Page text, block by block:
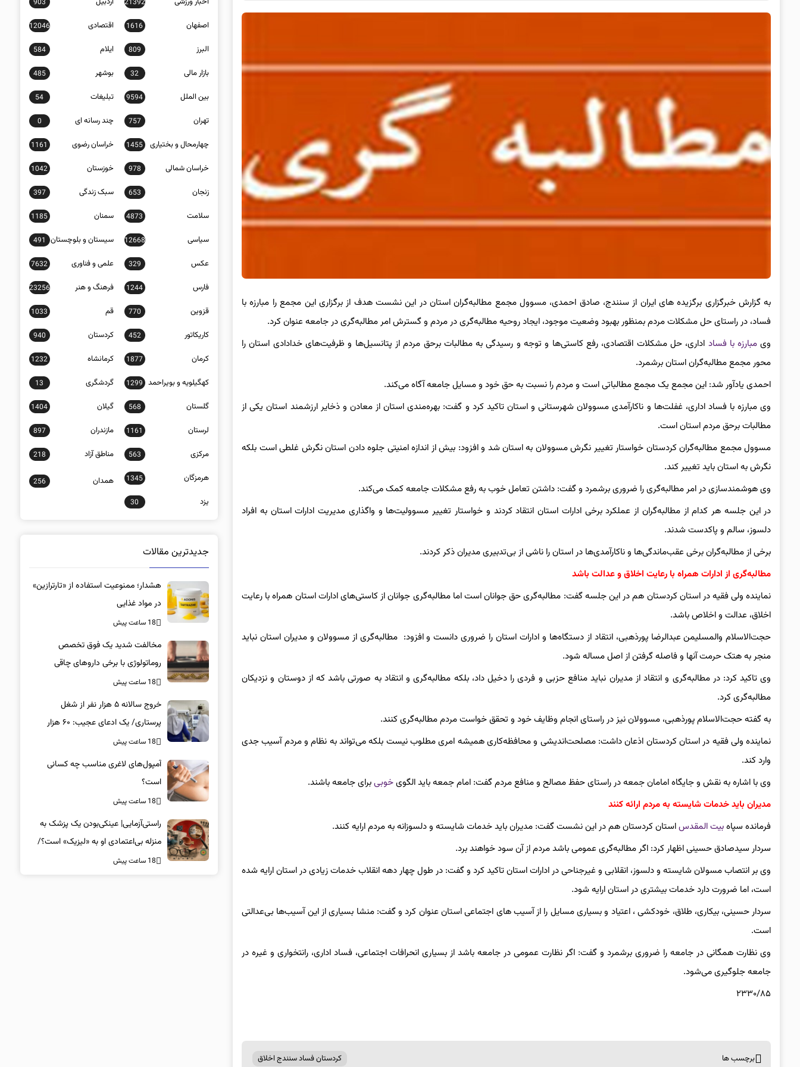
به گزارش خبرگزاری برگزیده های ایران از سنندج، صادق احمدی، مسوول مجمع مطالبه‌گران استان در این نشست هدف از برگزاری این مجمع را مبارزه با
فساد، در راستای حل مشکلات مردم بمنظور بهبود وضعیت موجود، ایجاد روحیه مطالبه‌گری در مردم و گسترش امر مطالبه‌گری در جامعه عنوان کرد.
وی مبارزه با فساد اداری، حل مشکلات اقتصادی، رفع کاستی‌ها و توجه و رسیدگی به مطالبات برحق مردم از پتانسیل‌ها و ظرفیت‌های خدادادی استان را
محور مجمع مطالبه‌گران استان برشمرد.
احمدی یادآور شد: این مجمع یک مجمع مطالباتی است و مردم را نسبت به حق خود و مسایل جامعه آگاه می‌کند.
وی مبارزه با فساد اداری، غفلت‌ها و ناکارآمدی مسوولان شهرستانی و استان تاکید کرد و گفت: بهره‌مندی استان از معادن و ذخایر ارزشمند استان یکی از
مطالبات برحق مردم استان است.
مسوول مجمع مطالبه‌گران کردستان خواستار تغییر نگرش مسوولان به استان شد و افزود: بیش از اندازه امنیتی جلوه دادن استان نگرش غلطی است بلکه
نگرش به استان باید تغییر کند.
وی هوشمندسازی در امر مطالبه‌گری را ضروری برشمرد و گفت: داشتن تعامل خوب به رفع مشکلات جامعه کمک می‌کند.
در این جلسه هر کدام از مطالبه‌گران از عملکرد برخی ادارات استان انتقاد کردند و خواستار تغییر مسوولیت‌ها و واگذاری مدیریت ادارات استان به افراد
دلسوز، سالم و پاکدست شدند‌.
برخی از مطالبه‌گران برخی عقب‌ماندگی‌ها و ناکارآمدی‌ها در استان را ناشی از بی‌تدبیری مدیران ذکر کردند.
مطالبه‌گری از ادارات همراه با رعایت اخلاق و عدالت باشد
نماینده ولی فقیه در استان کردستان هم در این جلسه گفت: مطالبه‌گری حق جوانان است اما مطالبه‌گری جوانان از کاستی‌های ادارات استان همراه با رعایت
اخلاق، عدالت و اخلاص باشد.
حجت‌الاسلام والمسلیمن عبدالرضا پورذهبی، انتقاد از دستگاه‌ها و ادارات استان را ضروری دانست و افزود: مطالبه‌گری از مسوولان و مدیران استان نباید
منجر به هتک حرمت آنها و فاصله گرفتن از اصل مساله شود.
وی تاکید کرد: در مطالبه‌گری و انتقاد از مدیران نباید منافع حزبی و فردی را دخیل داد، بلکه مطالبه‌گری و انتقاد به صورتی باشد که از دوستان و نزدیکان
مطالبه‌گری کرد.
به گفته حجت‌الاسلام پورذهبی، مسوولان نیز در راستای انجام وظایف خود و تحقق خواست مردم مطالبه‌گری کنند.
نماینده ولی فقیه در استان کردستان اذعان داشت: مصلحت‌اندیشی و محافظه‌کاری همیشه امری مطلوب نیست بلکه می‌تواند به نظام و مردم آسیب جدی
وارد کند.
وی با اشاره به نقش و جایگاه امامان جمعه در راستای حفظ مصالح و منافع مردم گفت: امام جمعه باید الگویخوبیبرای جامعه باشند.
مدیران باید خدمات شایسته به مردم ارائه کنند
فرمانده سپاهبیت المقدساستان کردستان هم در این نشست گفت: مدیران باید خدمات شایسته و دلسوزانه به مردم ارایه کنند.
سردار سیدصادق حسینی اظهار کرد: اگر مطالبه‌گری عمومی باشد مردم از آن سود خواهند برد.
وی بر انتصاب مسولان شایسته و دلسوز، انقلابی و غیرجناحی در ادارات استان تاکید کرد و گفت: در طول چهار دهه انقلاب خدمات زیادی در استان ارایه شده
است، اما ضرورت دارد خدمات بیشتری در استان ارایه شود.
سردار حسینی، بیکاری، طلاق، خودکشی ، اعتیاد و بسیاری مسایل را از آسیب های اجتماعی استان عنوان کرد و گفت: منشا بسیاری از این آسیب‌ها بی‌عدالتی
است.
وی نظارت همگانی در جامعه را ضروری برشمرد و گفت: اگر نظارت عمومی در جامعه باشد از بسیاری انحرافات اجتماعی، فساد اداری، رانتخواری و غیره در
جامعه جلوگیری می‌شود.
۲۳۳۰/۸۵
برچسب ها کردستان فساد سنندج اخلاق
21392
903
اصفهان 1616 اقتصادی 12046
البرز 809 ایلام 584
بازار مالی 32 بوشهر 485
بین الملل 9594 تبلیغات 54
تهران 757 چند رسانه ای 0
چهارمحال و بختیاری 1455 خراسان رضوی 1161
خراسان شمالی 978 خوزستان 1042
زنجان 653 سبک زندگی 397
سلامت 4873 سمنان 1185
سیاسی 12668 سیستان و بلوچستان 491
عکس 329 علمی و فناوری 7632
فارس 1244 فرهنگ و هنر 23256
قزوین 770 قم 1033
کاریکاتور 452 کردستان 940
کرمان 1877 کرمانشاه 1232
کهگیلویه و بویراحمد 1299 گردشگری 13
گلستان 568 گیلان 1404
لرستان 1161 مازندران 897
مرکزی 563 مناطق آزاد 218
هرمزگان 1345 همدان 256
یزد 30
جدیدترین مقالات
هشدار؛ ممنوعیت استفاده از «تارترازین»
در مواد غذایی
18 ساعت پیش
مخالفت شدید یک فوق تخصص
روماتولوژی با برخی داروهای چاقی
18 ساعت پیش
خروج سالانه ۵ هزار نفر از شغل
پرستاری/ یک ادعای عجیب: ۶۰ هزار
پرستار خانه‌نشین شدند؟
18 ساعت پیش
آمپول‌های لاغری مناسب چه کسانی
است؟
18 ساعت پیش
راستی‌آزمایی| عینکی‌بودن یک پزشک به
منزله بی‌اعتمادی او به «لیزیک» است؟/
جراحان، چشم فرزندان خود را لیزیک
18 ساعت پیش